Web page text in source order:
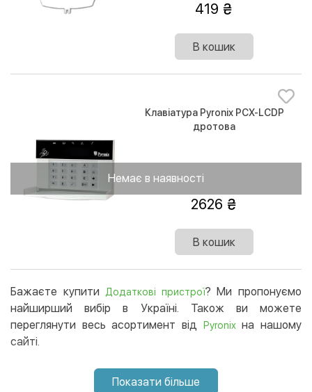
419
В кошик
Немає в наявності
Клавіатура Pyronix PCX-LCDP
дротова
2626
В кошик
Бажаєте купитиДодаткові пристрої? Ми пропонуємо
найширший вибір в Україні. Також ви можете
переглянути весь асортимент від
Pyronixна нашому
сайті.
Показати більше